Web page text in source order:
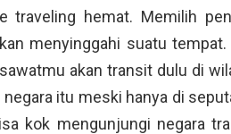
traveling hemat. Memilih
menyinggahi suatu
akan transit dulu di
itu meski hanya di
kok mengunjungi negara